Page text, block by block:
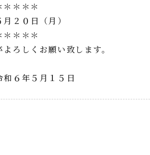
＊＊＊
２０日（月）
＊＊＊
ろしくお願い致します。
１５日